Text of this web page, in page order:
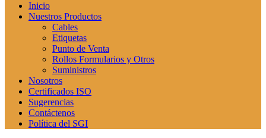
Inicio
Nuestros Productos
Cables
Etiquetas
Punto de Venta
Rollos Formularios y Otros
Suministros
Nosotros
Certificados ISO
Sugerencias
Contáctenos
Política del SGI